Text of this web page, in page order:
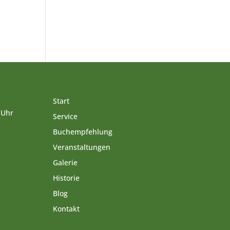
Start
Service
Buchempfehlung
Veranstaltungen
Galerie
Historie
Blog
Kontakt